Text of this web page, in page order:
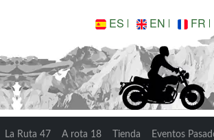
ES EN FR
La Ruta 47 A rota 18 Tienda Eventos
Lugares de
Kmz